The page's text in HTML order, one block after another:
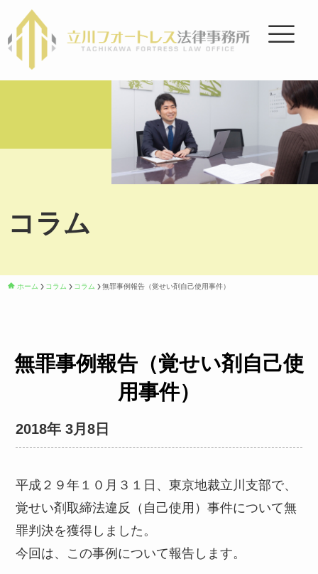
コラム
ホーム コラム コラム 無罪事例報告（覚せい剤自己使用事件）
無罪事例報告（覚せい剤自己使
用事件）
2018年 3月8日
平成２９年１０月３１日、東京地裁立川支部で、
覚せい剤取締法違反（自己使用）事件について無
罪判決を獲得しました。
今回は、この事例について報告します。